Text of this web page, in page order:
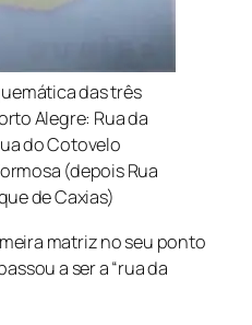
das três
Alegre: Rua da
do Cotovelo
(depois Rua
de Caxias)
matriz no seu ponto
a ser a “rua da